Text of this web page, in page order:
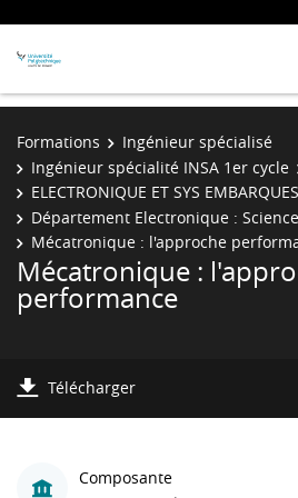
Formations
Ingénieur spécialisé
Ingénieur spécialité INSA 1er cycle
ELECTRONIQUE ET SYS
Département Electronique :
Mécatronique : l'approche
Mécatronique :
performance
Télécharger
Composante